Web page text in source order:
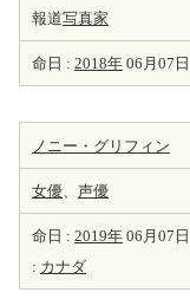
報道写真家
命日 : 2018年 06月07日
ノニー・グリフィン
女優、 声優
命日 : 2019年 06月07日
: カナダ